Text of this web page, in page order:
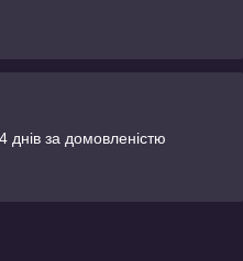
за домовленістю